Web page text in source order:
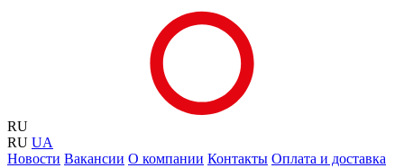
RU
RU UA
Новости Вакансии О компании Контакты Оплата и доставка